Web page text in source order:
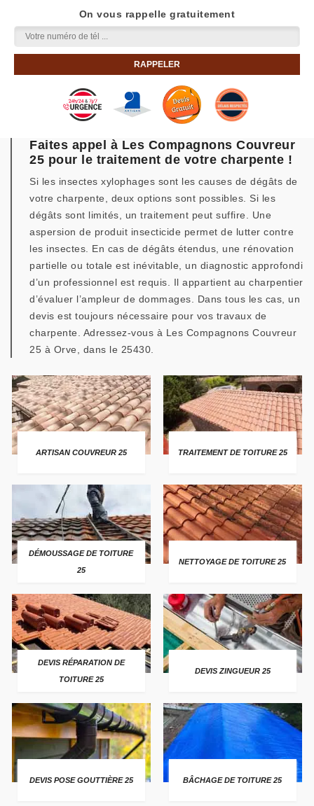
On vous rappelle gratuitement
Faites appel à Les Compagnons Couvreur
25 pour le traitement de votre charpente !
Si les insectes xylophages sont les causes de dégâts de
votre charpente, deux options sont possibles. Si les
dégâts sont limités, un traitement peut suffire. Une
aspersion de produit insecticide permet de lutter contre
les insectes. En cas de dégâts étendus, une rénovation
partielle ou totale est inévitable, un diagnostic approfondi
d’un professionnel est requis. Il appartient au charpentier
d’évaluer l’ampleur de dommages. Dans tous les cas, un
devis est toujours nécessaire pour vos travaux de
charpente. Adressez-vous à Les Compagnons Couvreur
25 à Orve, dans le 25430.
ARTISAN COUVREUR 25 TRAITEMENT DE TOITURE 25
DÉMOUSSAGE DE TOITURE
25
NETTOYAGE DE TOITURE 25
DEVIS RÉPARATION DE
TOITURE 25
DEVIS ZINGUEUR 25
DEVIS POSE GOUTTIÈRE 25 BÂCHAGE DE TOITURE 25